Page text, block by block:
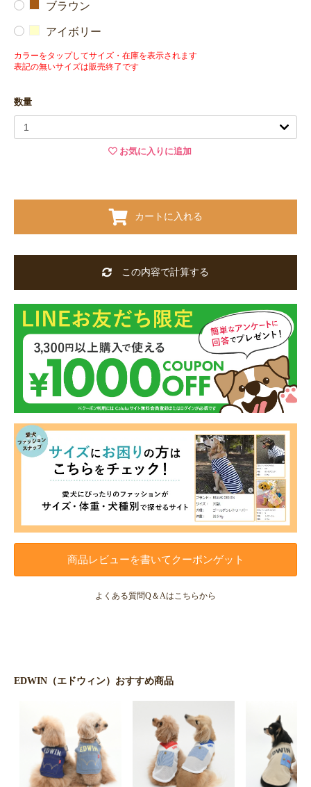
ブラウン
アイボリー
カラーをタップしてサイズ・在庫を表示されます
表記の無いサイズは販売終了です
数量
お気に入りに追加
カートに入れる
この内容で計算する
商品レビューを書いてクーポンゲット
よくある質問Q＆Aはこちらから
EDWIN（エドウィン）おすすめ商品